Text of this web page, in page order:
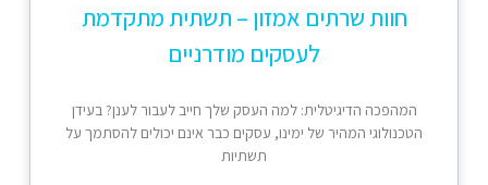
חוות שרתים אמזון – תשתית מתקדמת
לעסקים מודרניים
המהפכה הדיגיטלית: למה העסק שלך חייב לעבור לענן? בעידן
הטכנולוגי המהיר של ימינו, עסקים כבר אינם יכולים להסתמך על
תשתיות